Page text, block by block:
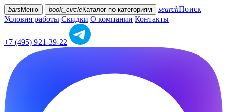
bars Меню book_circleКаталог по категориям searchПоиск
Условия работы Скидки О компании Контакты
+7 (495) 921-39-22